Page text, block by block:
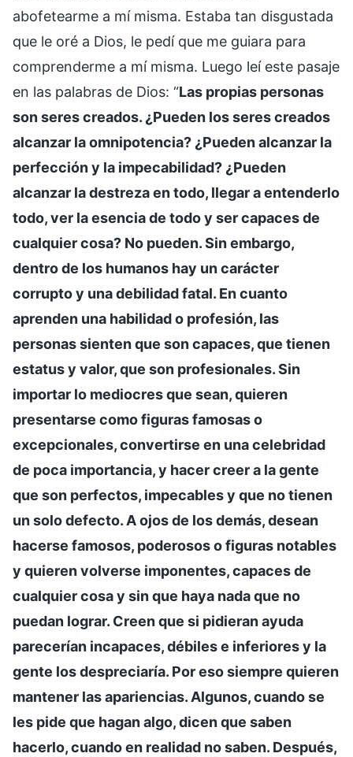
abofetearme a mí misma. Estaba tan disgustada
que le oré a Dios, le pedí que me guiara para
comprenderme a mí misma. Luego leí este pasaje
en las palabras de Dios: “Las propias personas
son seres creados. ¿Pueden los seres creados
alcanzar la omnipotencia? ¿Pueden alcanzar la
perfección y la impecabilidad? ¿Pueden
alcanzar la destreza en todo, llegar a entenderlo
todo, ver la esencia de todo y ser capaces de
cualquier cosa? No pueden. Sin embargo,
dentro de los humanos hay un carácter
corrupto y una debilidad fatal. En cuanto
aprenden una habilidad o profesión, las
personas sienten que son capaces, que tienen
estatus y valor, que son profesionales. Sin
importar lo mediocres que sean, quieren
presentarse como figuras famosas o
excepcionales, convertirse en una celebridad
de poca importancia, y hacer creer a la gente
que son perfectos, impecables y que no tienen
un solo defecto. A ojos de los demás, desean
hacerse famosos, poderosos o figuras notables
y quieren volverse imponentes, capaces de
cualquier cosa y sin que haya nada que no
puedan lograr. Creen que si pidieran ayuda
parecerían incapaces, débiles e inferiores y la
gente los despreciaría. Por eso siempre quieren
mantener las apariencias. Algunos, cuando se
les pide que hagan algo, dicen que saben
hacerlo, cuando en realidad no saben. Después,